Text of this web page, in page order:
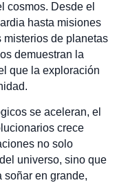
cosmos. Desde el
hasta misiones
misterios de planetas
demuestran la
que la exploración
se aceleran, el
crece
no solo
universo, sino que
soñar en grande,